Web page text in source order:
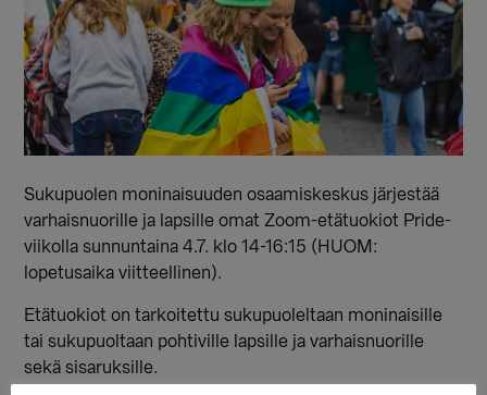
Sukupuolen moninaisuuden osaamiskeskus järjestää
varhaisnuorille ja lapsille omat Zoom-etätuokiot Pride-
viikolla sunnuntaina 4.7. klo 14-16:15 (HUOM:
lopetusaika viitteellinen).
Etätuokiot on tarkoitettu sukupuoleltaan moninaisille
tai sukupuoltaan pohtiville lapsille ja varhaisnuorille
sekä sisaruksille.